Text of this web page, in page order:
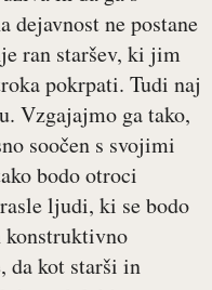
dejavnost ne postane
ran staršev, ki jim
pokrpati. Tudi naj
Vzgajajmo ga tako,
soočen s svojimi
bodo otroci
ljudi, ki se bodo
da kot starši in